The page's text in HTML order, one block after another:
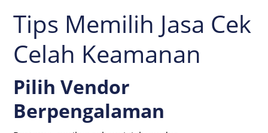
Tips Memilih Jasa Cek
Celah Keamanan
Pilih Vendor
Berpengalaman